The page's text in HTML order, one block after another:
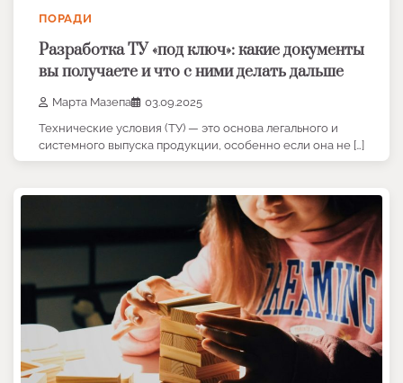
ПОРАДИ
Разработка ТУ «под ключ»: какие документы
вы получаете и что с ними делать дальше
Марта Мазепа
03.09.2025
Технические условия (ТУ) — это основа легального и
системного выпуска продукции, особенно если она не […]